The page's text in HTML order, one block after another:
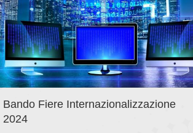
Bando Fiere Internazionalizzazione
2024